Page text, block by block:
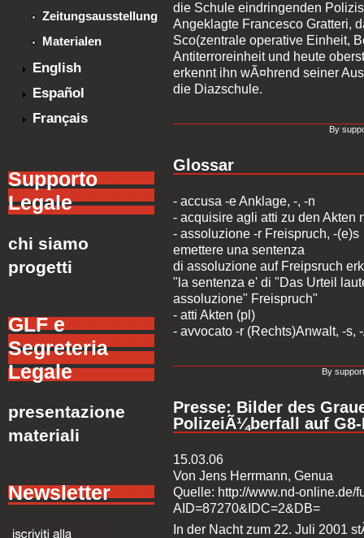
Zeitungsausstellung
Materialen
English
Español
Français
Supporto
Legale
chi siamo
progetti
GLF e
Segreteria
Legale
presentazione
materiali
Newsletter
die Schule eindringenden
Angeklagte Francesco Gratteri,
Sco(zentrale operative Einheit,
Antiterroreinheit und heute
erkennt ihn wÃ¤hrend seiner
die Diazschule.
By
Glossar
- accusa -e Anklage, -, -n
- acquisire agli atti zu den Akten
- assoluzione -r Freispruch, -(e)s
emettere una sentenza
di assoluzione auf Freipsruch
"la sentenza e' di "Das Urteil
assoluzione" Freispruch"
- atti Akten (pl)
- avvocato -r (Rechts)Anwalt, -s,
By
Presse: Bilder des
PolizeiÃ¼berfall auf
15.03.06
Von Jens Herrmann, Genua
Quelle: http://www.nd-online.de/
AID=87270&IDC=2&DB=
In der Nacht zum 22. Juli 2001